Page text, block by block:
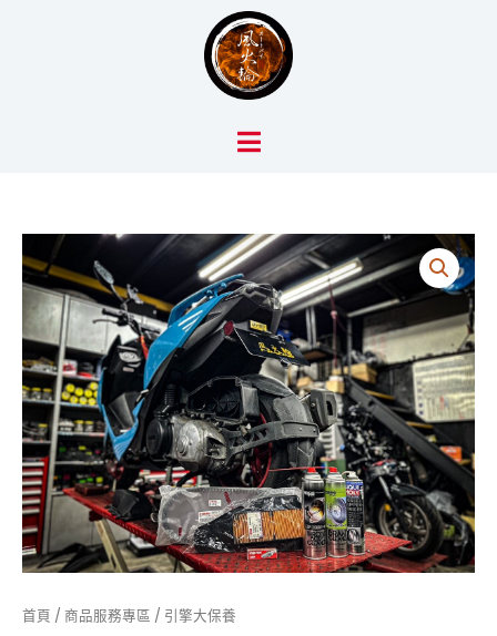
首頁 / 商品服務專區 / 引擎大保養